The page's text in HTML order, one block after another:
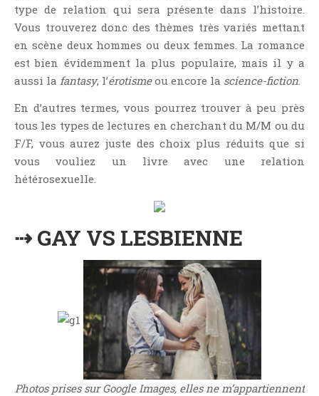
Histoire De Vie
Historique
Horreur
Humour
Jeunesse
LGBT
Littérature Belge
Littérature Étrangère
Littérature Française
Littérature Gay
Littérature Lesbienne
Manga
Paranormal
type de relation qui sera présente dans l’histoire.
Vous trouverez donc des thèmes très variés mettant
en scène deux hommes ou deux femmes. La romance
est bien évidemment la plus populaire, mais il y a
aussi la fantasy, l’érotismeou encore la science-fiction.
En d’autres termes, vous pourrez trouver à peu près
tous les types de lectures en cherchant du M/M ou du
F/F, vous aurez juste des choix plus réduits que si
vous vouliez un livre avec une relation
hétérosexuelle.
⇢ GAY VS LESBIENNE
Photos prises sur Google Images, elles ne m’appartiennent